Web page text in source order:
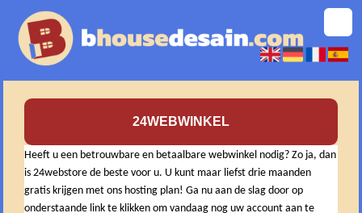
24WEBWINKEL
Heeft u een betrouwbare en betaalbare webwinkel nodig? Zo ja, dan
is 24webstore de beste voor u. U kunt maar liefst drie maanden
gratis krijgen met ons hosting plan! Ga nu aan de slag door op
onderstaande link te klikken om vandaag nog uw account aan te